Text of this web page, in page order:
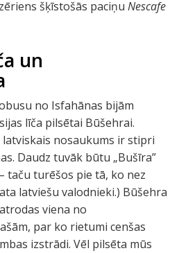
šķīstošās paciņu Nescafe
un
no Isfahānas bijām
līča pilsētai Būšehrai.
latviskais nosaukums ir stipri
Daudz tuvāk būtu „Bušīra”
taču turēšos pie tā, ko nez
latviešu valodnieki.) Būšehra
viena no
par ko rietumi cenšas
izstrādi. Vēl pilsēta mūs